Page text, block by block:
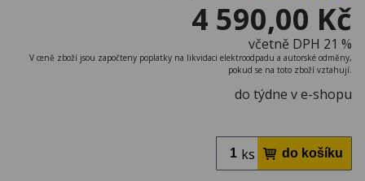
4 590,00 Kč
včetně DPH 21 %
V ceně zboží jsou započteny poplatky na likvidaci elektroodpadu a autorské odměny,
pokud se na toto zboží vztahují.
do týdne v e-shopu
ks